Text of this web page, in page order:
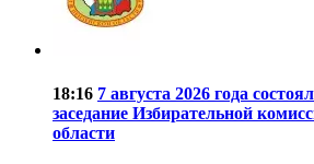
18:16 7 августа 2026 года
заседание Избирательной
области